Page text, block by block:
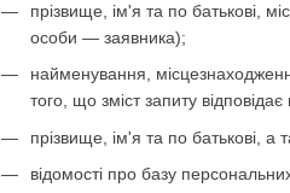
прізвище, ім'я та по батькові,
особи — заявника);
найменування,
того, що зміст запиту
прізвище, ім'я та по батькові, а
відомості про базу